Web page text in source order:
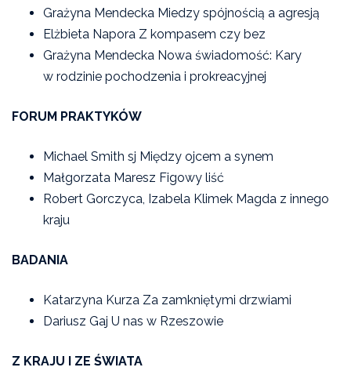
Grażyna Mendecka Miedzy spójnością a agresją
Elżbieta Napora Z kompasem czy bez
Grażyna Mendecka Nowa świadomość: Kary
w rodzinie pochodzenia i prokreacyjnej
FORUM PRAKTYKÓW
Michael Smith sj Między ojcem a synem
Małgorzata Maresz Figowy liść
Robert Gorczyca, Izabela Klimek Magda z innego
kraju
BADANIA
Katarzyna Kurza Za zamkniętymi drzwiami
Dariusz Gaj U nas w Rzeszowie
Z KRAJU I ZE ŚWIATA